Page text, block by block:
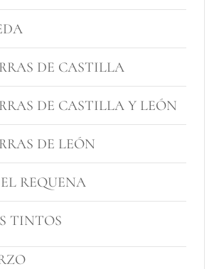
DE CASTILLA
DE CASTILLA Y LEÓN
DE LEÓN
REQUENA
TINTOS